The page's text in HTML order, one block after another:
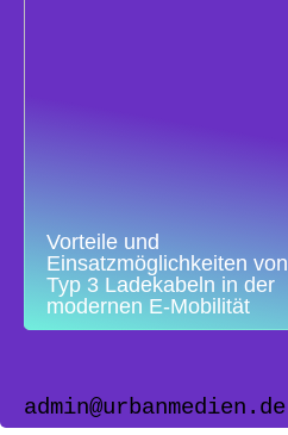
Vorteile und
Einsatzmöglichkeiten von
Typ 3 Ladekabeln in der
modernen E-Mobilität
admin@urbanmedien.de